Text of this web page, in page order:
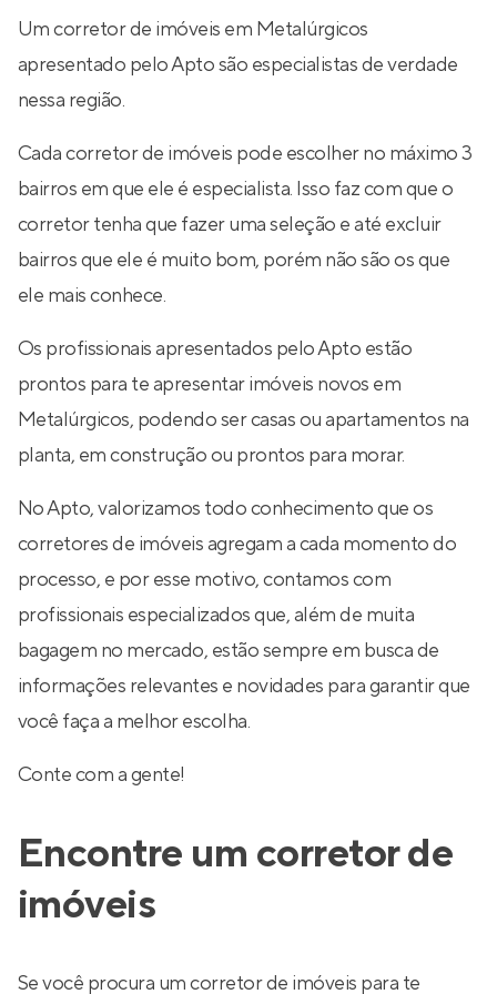
Um corretor de imóveis em Metalúrgicos
apresentado pelo Apto são especialistas de verdade
nessa região.
Cada corretor de imóveis pode escolher no máximo 3
bairros em que ele é especialista. Isso faz com que o
corretor tenha que fazer uma seleção e até excluir
bairros que ele é muito bom, porém não são os que
ele mais conhece.
Os profissionais apresentados pelo Apto estão
prontos para te apresentar imóveis novos em
Metalúrgicos, podendo ser casas ou apartamentos na
planta, em construção ou prontos para morar.
No Apto, valorizamos todo conhecimento que os
corretores de imóveis agregam a cada momento do
processo, e por esse motivo, contamos com
profissionais especializados que, além de muita
bagagem no mercado, estão sempre em busca de
informações relevantes e novidades para garantir que
você faça a melhor escolha.
Conte com a gente!
Encontre um corretor de
imóveis
Se você procura um corretor de imóveis para te